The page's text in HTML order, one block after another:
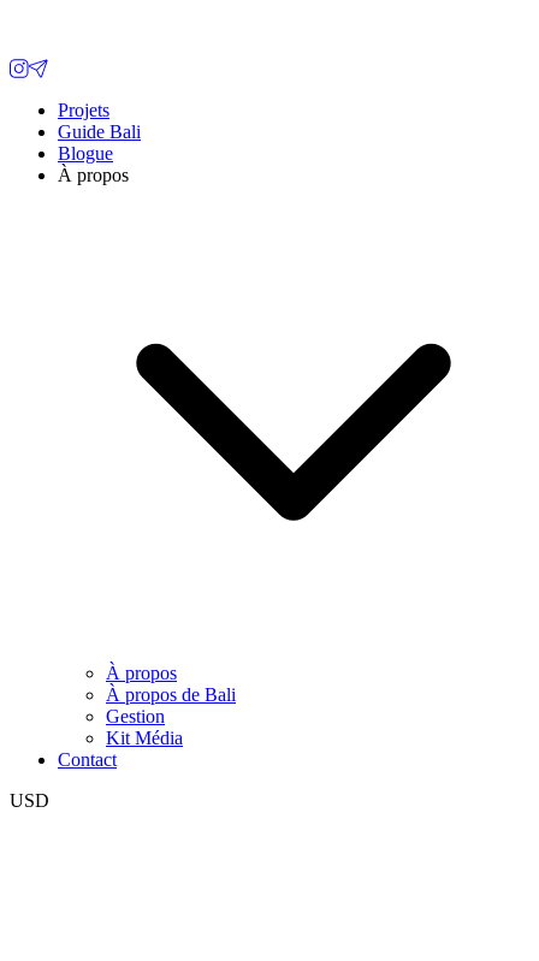
Projets
Guide Bali
Blogue
À propos
À propos
À propos de Bali
Gestion
Kit Média
Contact
USD